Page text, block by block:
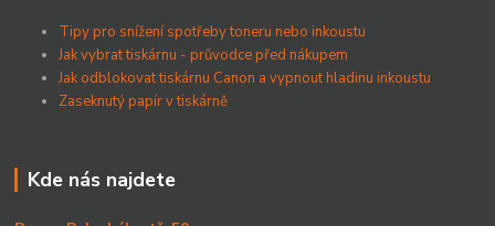
Tipy pro snížení spotřeby toneru nebo inkoustu
Jak vybrat tiskárnu - průvodce před nákupem
Jak odblokovat tiskárnu Canon a vypnout hladinu inkoustu
Zaseknutý papír v tiskárně
Kde nás najdete